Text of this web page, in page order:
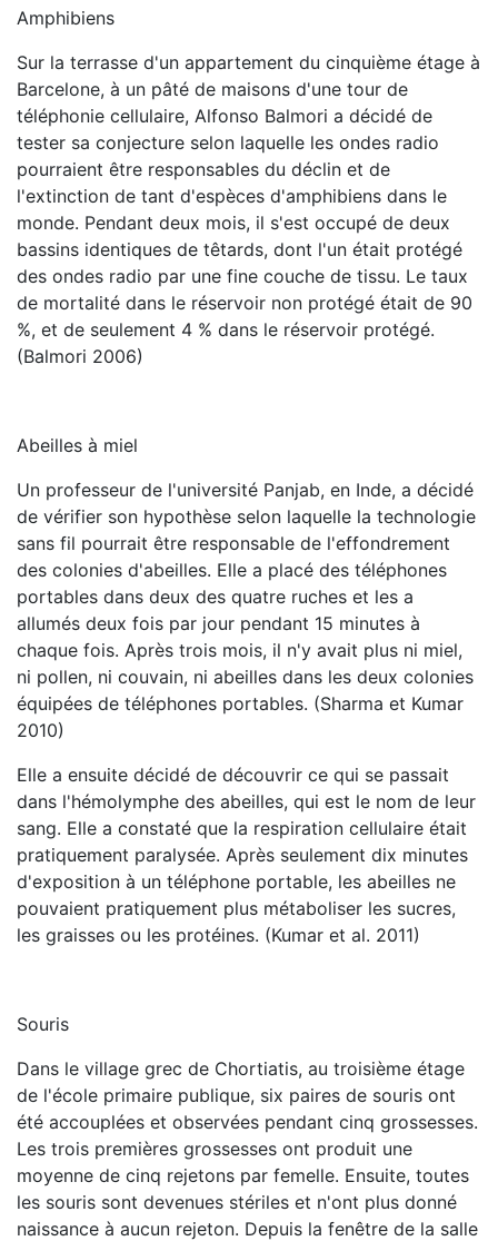
Amphibiens
Sur la terrasse d'un appartement du cinquième étage à
Barcelone, à un pâté de maisons d'une tour de
téléphonie cellulaire, Alfonso Balmori a décidé de
tester sa conjecture selon laquelle les ondes radio
pourraient être responsables du déclin et de
l'extinction de tant d'espèces d'amphibiens dans le
monde. Pendant deux mois, il s'est occupé de deux
bassins identiques de têtards, dont l'un était protégé
des ondes radio par une fine couche de tissu. Le taux
de mortalité dans le réservoir non protégé était de 90
%, et de seulement 4 % dans le réservoir protégé.
(Balmori 2006)
Abeilles à miel
Un professeur de l'université Panjab, en Inde, a décidé
de vérifier son hypothèse selon laquelle la technologie
sans fil pourrait être responsable de l'effondrement
des colonies d'abeilles. Elle a placé des téléphones
portables dans deux des quatre ruches et les a
allumés deux fois par jour pendant 15 minutes à
chaque fois. Après trois mois, il n'y avait plus ni miel,
ni pollen, ni couvain, ni abeilles dans les deux colonies
équipées de téléphones portables. (Sharma et Kumar
2010)
Elle a ensuite décidé de découvrir ce qui se passait
dans l'hémolymphe des abeilles, qui est le nom de leur
sang. Elle a constaté que la respiration cellulaire était
pratiquement paralysée. Après seulement dix minutes
d'exposition à un téléphone portable, les abeilles ne
pouvaient pratiquement plus métaboliser les sucres,
les graisses ou les protéines. (Kumar et al. 2011)
Souris
Dans le village grec de Chortiatis, au troisième étage
de l'école primaire publique, six paires de souris ont
été accouplées et observées pendant cinq grossesses.
Les trois premières grossesses ont produit une
moyenne de cinq rejetons par femelle. Ensuite, toutes
les souris sont devenues stériles et n'ont plus donné
naissance à aucun rejeton. Depuis la fenêtre de la salle